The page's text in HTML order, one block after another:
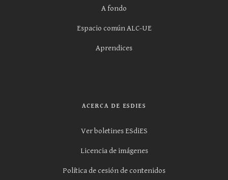
A fondo
Espacio común ALC-UE
Aprendices
ACERCA DE ESDIES
Ver boletines ESdiES
Licencia de imágenes
Política de cesión de contenidos